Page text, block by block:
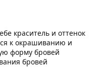
краситель и оттенок
к окрашиванию и
форму бровей
бровей